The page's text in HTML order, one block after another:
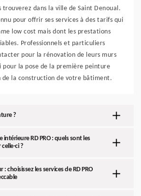
trouverez dans la ville de Saint Denoual.
pour offrir ses services à des tarifs qui
low cost mais dont les prestations
Professionnels et particuliers
pour la rénovation de leurs murs
pour la pose de la première peinture
de la construction de votre bâtiment.
?
RD PRO : quels sont les
ci ?
choisissez les services de RD PRO